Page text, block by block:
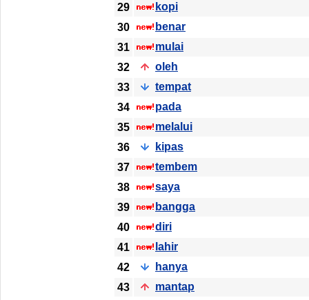
29
kopi
30
benar
31
mulai
32
oleh
33
tempat
34
pada
35
melalui
36
kipas
37
tembem
38
saya
39
bangga
40
diri
41
lahir
42
hanya
43
mantap